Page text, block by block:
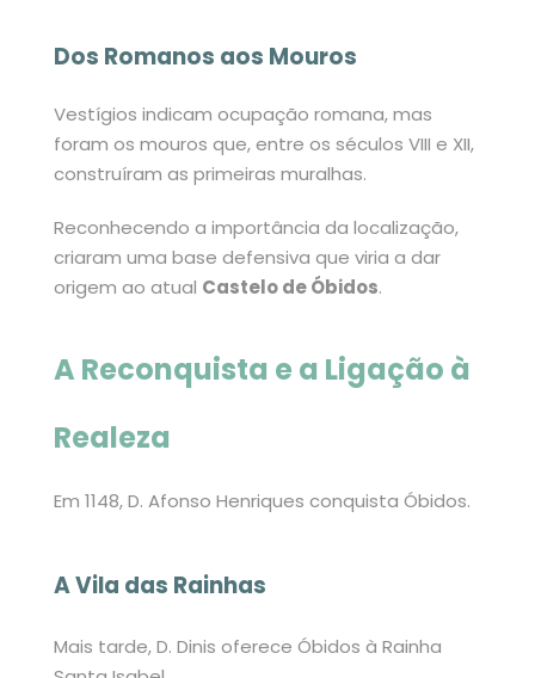
Dos Romanos aos Mouros
Vestígios indicam ocupação romana, mas
foram os mouros que, entre os séculos VIII e XII,
construíram as primeiras muralhas.
Reconhecendo a importância da localização,
criaram uma base defensiva que viria a dar
origem ao atual Castelo de Óbidos.
A Reconquista e a Ligação à
Realeza
Em 1148, D. Afonso Henriques conquista Óbidos.
A Vila das Rainhas
Mais tarde, D. Dinis oferece Óbidos à Rainha